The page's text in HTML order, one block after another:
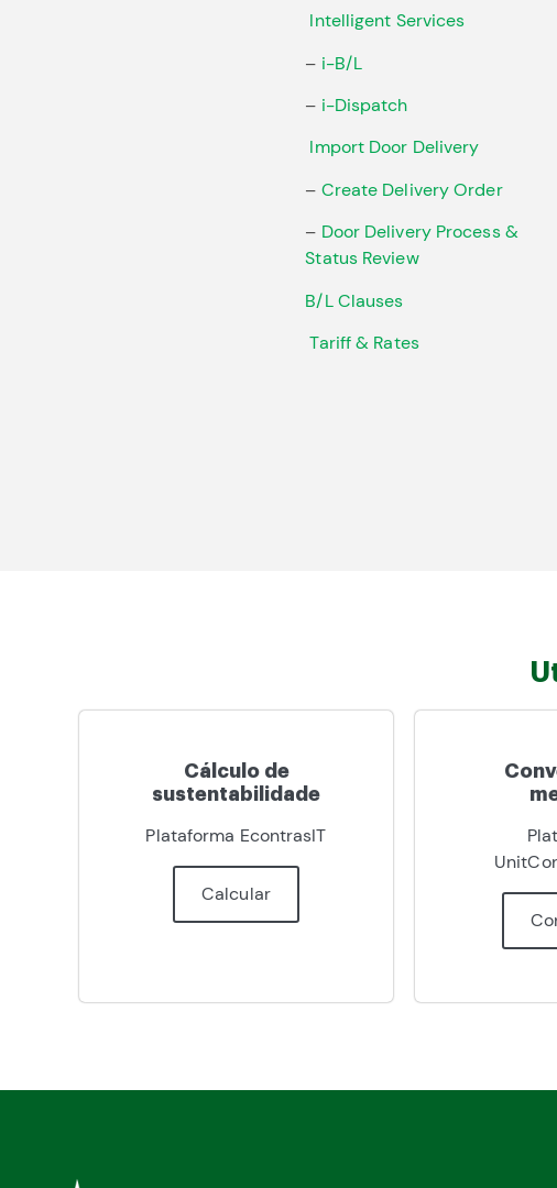
Intelligent Services
– i-B/L
– i-Dispatch
Import Door Delivery
– Create Delivery Order
– Door Delivery Process &
Status Review
B/L Clauses
Tariff & Rates
Cálculo de
sustentabilidade
Plataforma EcontrasIT
Calcular